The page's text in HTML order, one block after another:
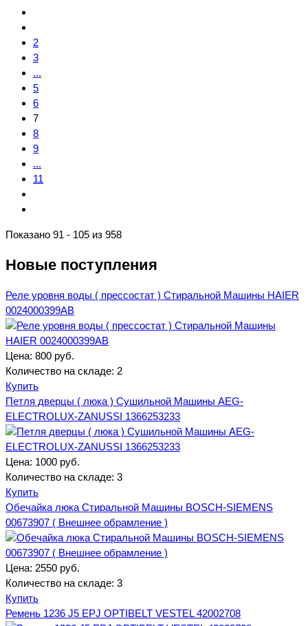
2
3
...
5
6
7
8
9
...
11
Показано 91 - 105 из 958
Новые поступления
Реле уровня воды ( прессостат ) Стиральной Машины HAIER
0024000399AB
Цена: 800 руб.
Количество на складе: 2
Купить
Петля дверцы ( люка ) Сушильной Машины AEG-
ELECTROLUX-ZANUSSI 1366253233
Цена: 1000 руб.
Количество на складе: 3
Купить
Обечайка люка Стиральной Машины BOSCH-SIEMENS
00673907 ( Внешнее обрамление )
Цена: 2550 руб.
Количество на складе: 3
Купить
Ремень 1236 J5 EPJ OPTIBELT VESTEL 42002708